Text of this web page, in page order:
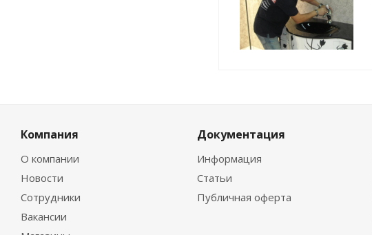
Компания
О компании
Новости
Сотрудники
Вакансии
Документация
Информация
Статьи
Публичная оферта